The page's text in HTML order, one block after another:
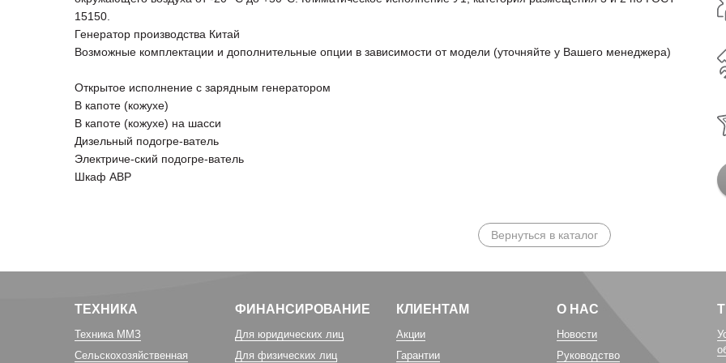
15150.
Генератор производства Китай
Возможные комплектации и дополнительные опции в зависимости от модели (уточняйте у Вашего менеджера)
Открытое исполнение с зарядным генератором
В капоте (кожухе)
В капоте (кожухе) на шасси
Дизельный подогре-ватель
Электриче-ский подогре-ватель
Шкаф АВР
Вернуться в каталог
ТЕХНИКА
Техника ММЗ
Сельскохозяйственная
ФИНАНСИРОВАНИЕ
Для юридических лиц
Для физических лиц
КЛИЕНТАМ
Акции
Гарантии
О НАС
Новости
Руководство